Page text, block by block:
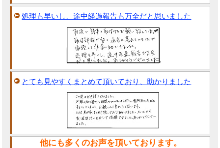
処理も早いし、途中経過報告も万全だと思いました
とても見やすくまとめて頂いており、助かりました
他にも多くのお声を頂いております。